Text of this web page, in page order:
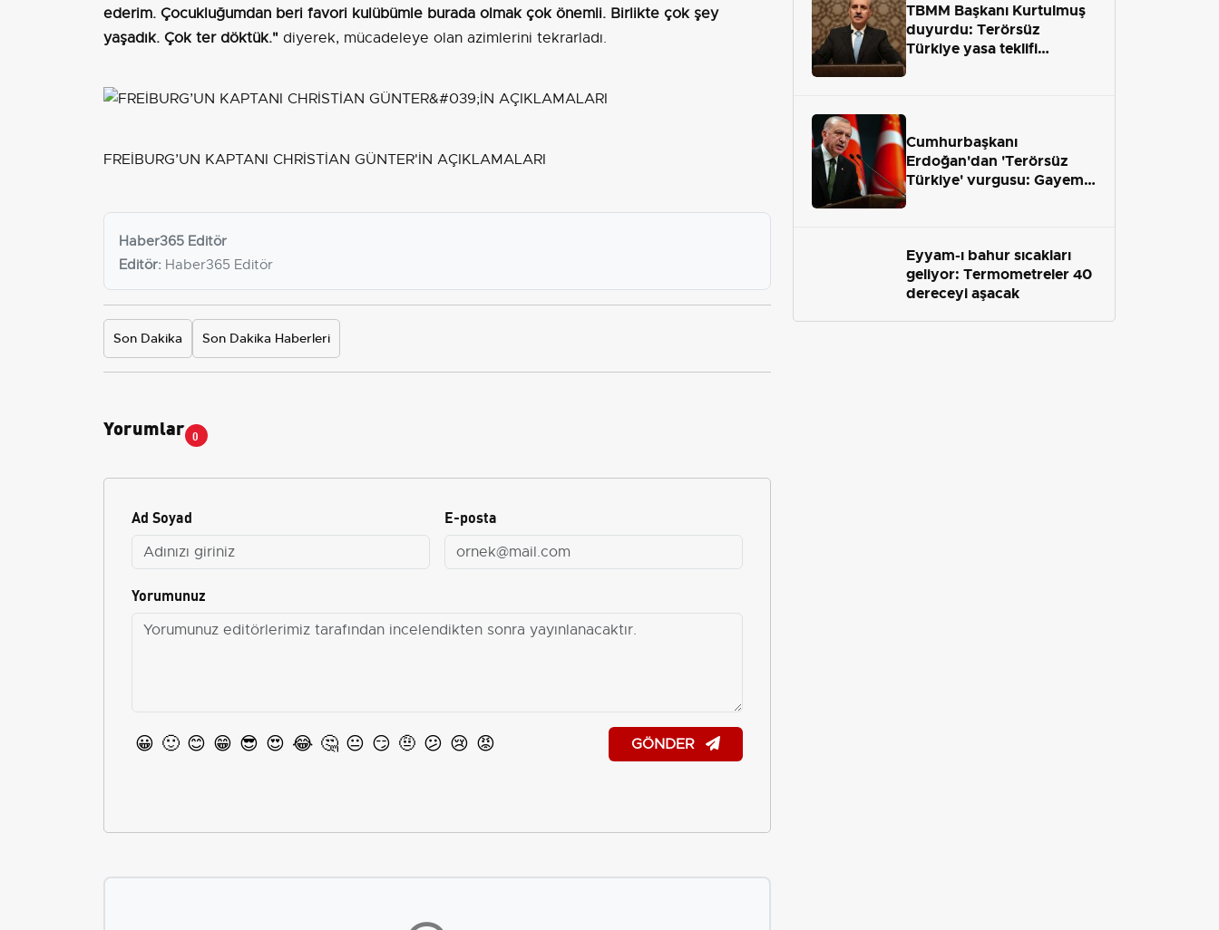
ederim. Çocukluğumdan beri favori kulübümle burada olmak çok önemli. Birlikte çok şey
yaşadık. Çok ter döktük." diyerek, mücadeleye olan azimlerini tekrarladı.
FREİBURG’UN KAPTANI CHRİSTİAN GÜNTER'İN AÇIKLAMALARI
Haber365 Editör
Editör: Haber365 Editör
Son Dakika Son Dakika Haberleri
Yorumlar 0
Ad Soyad E-posta
Yorumunuz
😀 🙂 😊 😁 😎 😍 😂 🤔 😐 😏 🤨 😕 😢 😡 GÖNDER
TBMM Başkanı Kurtulmuş
duyurdu: Terörsüz
Türkiye yasa teklifi
Cumhurbaşkanı
Erdoğan'dan 'Terörsüz
Türkiye' vurgusu: Gayemiz
Eyyam-ı bahur sıcakları
geliyor: Termometreler 40
dereceyi aşacak